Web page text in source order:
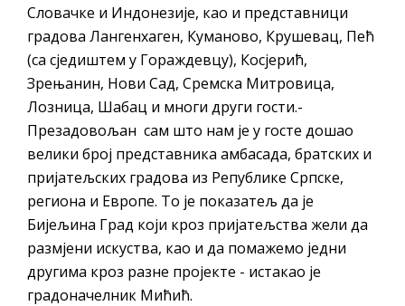
Словачке и Индонезије, као и представници
градова Лангенхаген, Куманово, Крушевац, Пећ
(са сједиштем у Гораждевцу), Косјерић,
Зрењанин, Нови Сад, Сремска Митровица,
Лозница, Шабац и многи други гости.-
Презадовољан сам што нам је у госте дошао
велики број представника амбасада, братских и
пријатељских градова из Републике Српске,
региона и Европе. То је показатељ да је
Бијељина Град који кроз пријатељства жели да
размјени искуства, као и да помажемо једни
другима кроз разне пројекте - истакао је
градоначелник Мићић.